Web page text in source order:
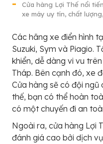
Cửa hàng Lợi Thế nổi
xe máy uy tín, chất
Các hãng xe điển hình
Suzuki, Sym và Piagio.
khiển, dễ dàng vi vu
Tháp. Bên cạnh đó, xe
Cửa hàng sẽ có đội ngũ
thế, bạn có thể hoàn
có một chuyến đi an
Ngoài ra, cửa hàng Lợi
đánh giá cao bởi dịch